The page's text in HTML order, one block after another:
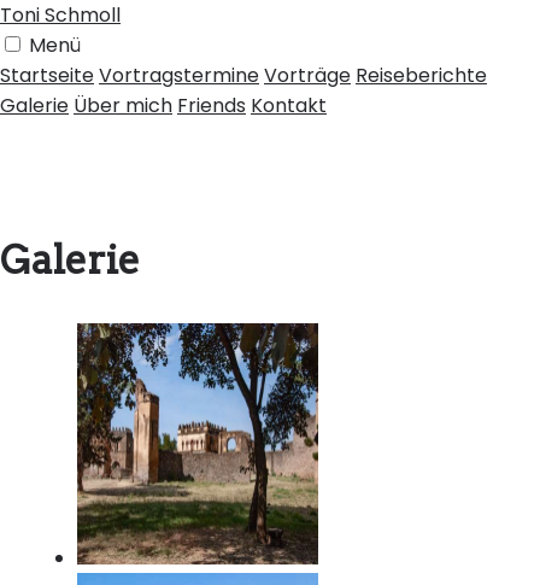
Toni Schmoll
Menü
StartseiteVortragstermineVorträge Reiseberichte
Galerie Über mich Friends Kontakt
Galerie